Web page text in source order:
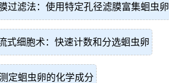
过滤法：使用特定孔径滤膜富集蛔虫卵
式细胞术：快速计数和分选蛔虫卵
定蛔虫卵的化学成分